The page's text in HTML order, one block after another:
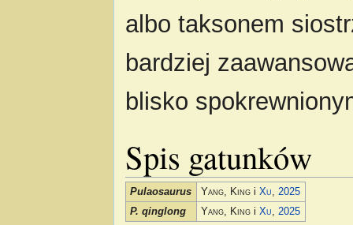
albo taksonem
bardziej
blisko
Spis gatunków
Pulaosaurus Yang, King iXu,2025
P. qinglong
Yang, King iXu,2025